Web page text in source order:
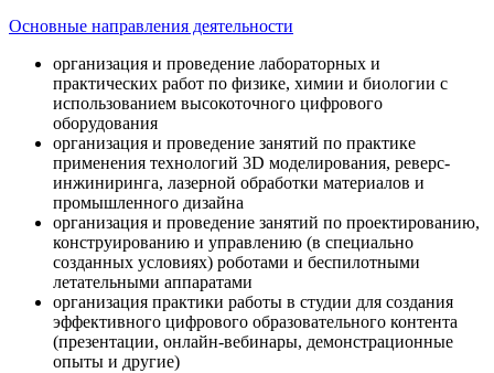
Основные направления деятельности
организация и проведение лабораторных и
практических работ по физике, химии и биологии с
использованием высокоточного цифрового
оборудования
организация и проведение занятий по практике
применения технологий 3D моделирования, реверс-
инжиниринга, лазерной обработки материалов и
промышленного дизайна
организация и проведение занятий по проектированию,
конструированию и управлению (в специально
созданных условиях) роботами и беспилотными
летательными аппаратами
организация практики работы в студии для создания
эффективного цифрового образовательного контента
(презентации, онлайн-вебинары, демонстрационные
опыты и другие)